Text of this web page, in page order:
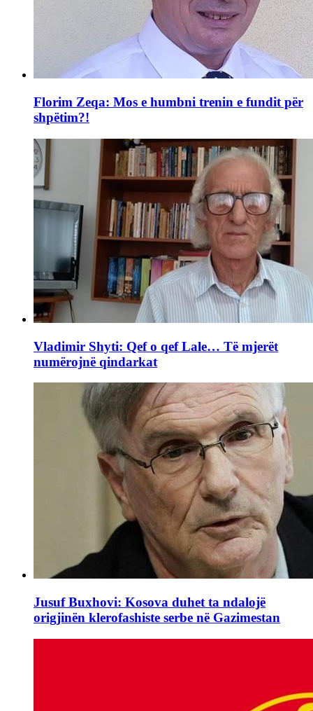
Florim Zeqa: Mos e humbni trenin e fundit për
shpëtim?!
Vladimir Shyti: Qef o qef Lale… Të mjerët
numërojnë qindarkat
Jusuf Buxhovi: Kosova duhet ta ndalojë
origjinën klerofashiste serbe në Gazimestan